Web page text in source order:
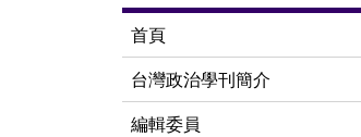
首頁
台灣政治學刊簡介
編輯委員